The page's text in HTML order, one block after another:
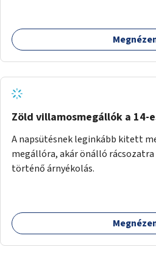
Zöld villamosmegállók a 14-
A napsütésnek leginkább kitett
megállóra, akár önálló
történő árnyékolás.